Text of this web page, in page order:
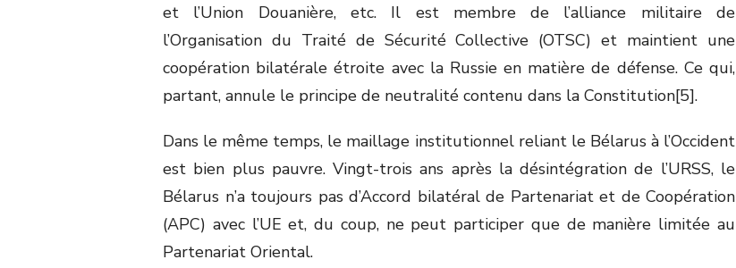
et l’Union Douanière, etc. Il est membre de l’alliance militaire de
l’Organisation du Traité de Sécurité Collective (OTSC) et maintient une
coopération bilatérale étroite avec la Russie en matière de défense. Ce qui,
partant, annule le principe de neutralité contenu dans la Constitution[5].
Dans le même temps, le maillage institutionnel reliant le Bélarus à l’Occident
est bien plus pauvre. Vingt-trois ans après la désintégration de l’URSS, le
Bélarus n’a toujours pas d’Accord bilatéral de Partenariat et de Coopération
(APC) avec l’UE et, du coup, ne peut participer que de manière limitée au
Partenariat Oriental.